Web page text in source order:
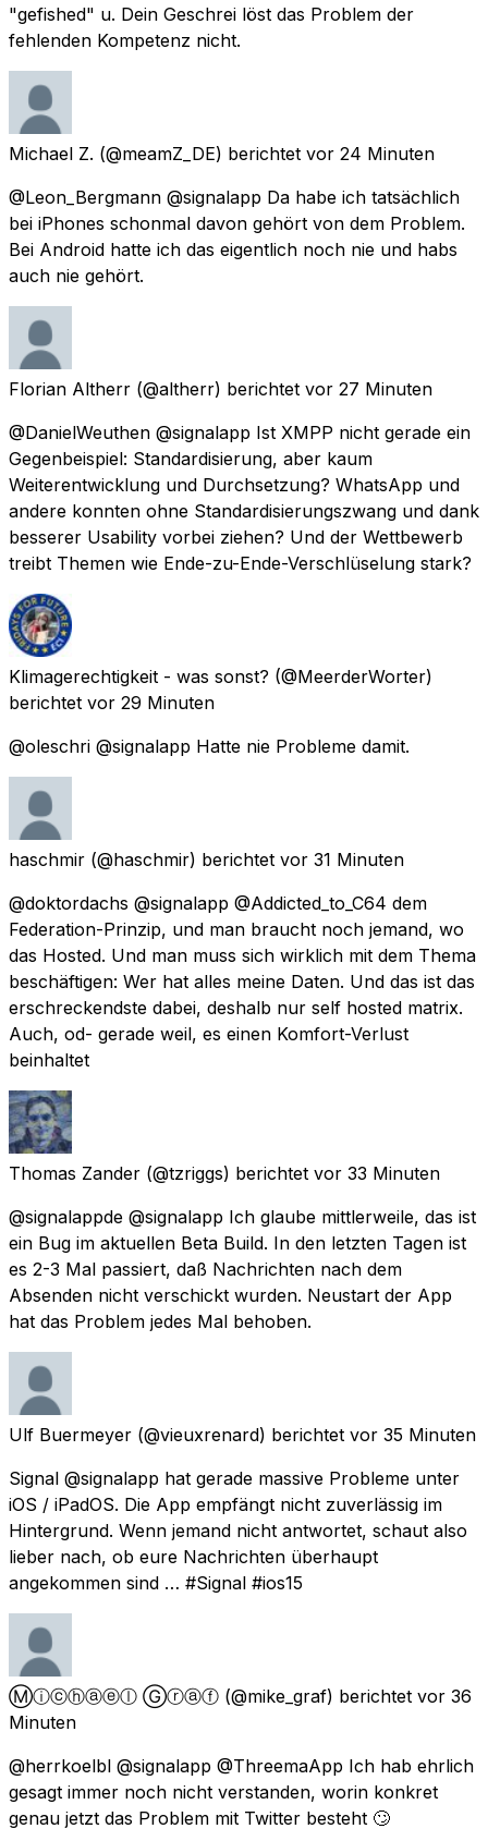
"gefished" u. Dein Geschrei löst das Problem der
fehlenden Kompetenz nicht.
Michael Z. (@meamZ_DE) berichtet vor 24 Minuten
@Leon_Bergmann @signalapp Da habe ich tatsächlich
bei iPhones schonmal davon gehört von dem Problem.
Bei Android hatte ich das eigentlich noch nie und habs
auch nie gehört.
Florian Altherr (@altherr) berichtet vor 27 Minuten
@DanielWeuthen @signalapp Ist XMPP nicht gerade ein
Gegenbeispiel: Standardisierung, aber kaum
Weiterentwicklung und Durchsetzung? WhatsApp und
andere konnten ohne Standardisierungszwang und dank
besserer Usability vorbei ziehen? Und der Wettbewerb
treibt Themen wie Ende-zu-Ende-Verschlüselung stark?
Klimagerechtigkeit - was sonst? (@MeerderWorter)
berichtet vor 29 Minuten
@oleschri @signalapp Hatte nie Probleme damit.
haschmir (@haschmir) berichtet vor 31 Minuten
@doktordachs @signalapp @Addicted_to_C64 dem
Federation-Prinzip, und man braucht noch jemand, wo
das Hosted. Und man muss sich wirklich mit dem Thema
beschäftigen: Wer hat alles meine Daten. Und das ist das
erschreckendste dabei, deshalb nur self hosted matrix.
Auch, od- gerade weil, es einen Komfort-Verlust
beinhaltet
Thomas Zander (@tzriggs) berichtet vor 33 Minuten
@signalappde @signalapp Ich glaube mittlerweile, das ist
ein Bug im aktuellen Beta Build. In den letzten Tagen ist
es 2-3 Mal passiert, daß Nachrichten nach dem
Absenden nicht verschickt wurden. Neustart der App
hat das Problem jedes Mal behoben.
Ulf Buermeyer (@vieuxrenard) berichtet vor 35 Minuten
Signal @signalapp hat gerade massive Probleme unter
iOS / iPadOS. Die App empfängt nicht zuverlässig im
Hintergrund. Wenn jemand nicht antwortet, schaut also
lieber nach, ob eure Nachrichten überhaupt
angekommen sind … #Signal #ios15
Ⓜⓘⓒⓗⓐⓔⓛ Ⓖⓡⓐⓕ (@mike_graf) berichtet vor 36
Minuten
@herrkoelbl @signalapp @ThreemaApp Ich hab ehrlich
gesagt immer noch nicht verstanden, worin konkret
genau jetzt das Problem mit Twitter besteht 🙄